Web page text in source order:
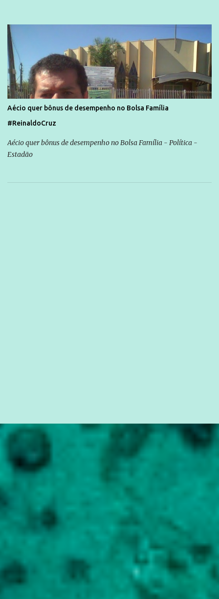
Aécio quer bônus de desempenho no Bolsa Família
#ReinaldoCruz
Aécio quer bônus de desempenho no Bolsa Família - Política -
Estadão